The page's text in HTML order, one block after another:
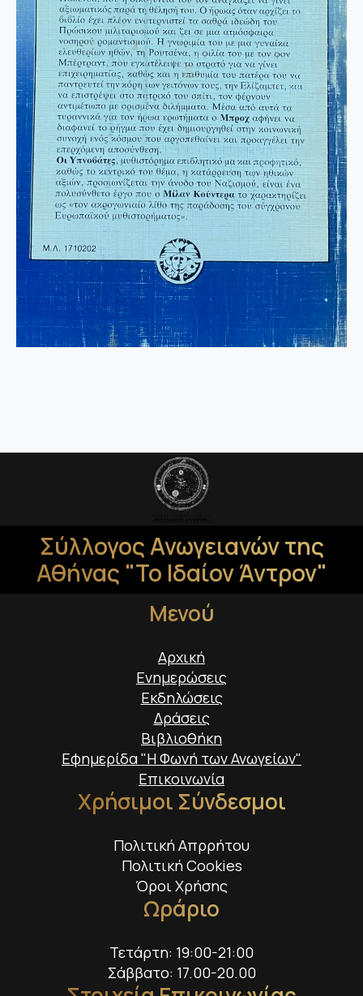
Σύλλογος Ανωγειανών της
Αθήνας "Το Ιδαίον Άντρον"
Μενού
Αρχική
Ενημερώσεις
Εκδηλώσεις
Δράσεις
Βιβλιοθήκη
Εφημερίδα "Η Φωνή των Ανωγείων"
Επικοινωνία
Χρήσιμοι Σύνδεσμοι
Πολιτική Απρρήτου
Πολιτική Cookies
Όροι Χρήσης
Ωράριο
Τετάρτη: 19:00-21:00
Σάββατο: 17.00-20.00